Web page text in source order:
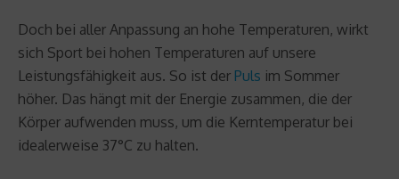
Doch bei aller Anpassung an hohe Temperaturen, wirkt
sich Sport bei hohen Temperaturen auf unsere
Leistungsfähigkeit aus. So ist der Puls im Sommer
höher. Das hängt mit der Energie zusammen, die der
Körper aufwenden muss, um die Kerntemperatur bei
idealerweise 37°C zu halten.